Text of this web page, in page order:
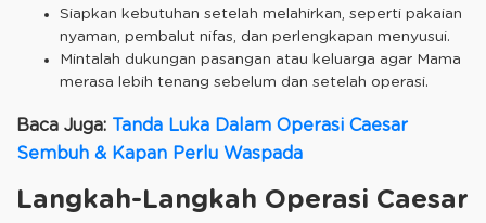
Siapkan kebutuhan setelah melahirkan, seperti pakaian
nyaman, pembalut nifas, dan perlengkapan menyusui.
Mintalah dukungan pasangan atau keluarga agar Mama
merasa lebih tenang sebelum dan setelah operasi.
Baca Juga: Tanda Luka Dalam Operasi Caesar
Sembuh & Kapan Perlu Waspada
Langkah-Langkah Operasi Caesar